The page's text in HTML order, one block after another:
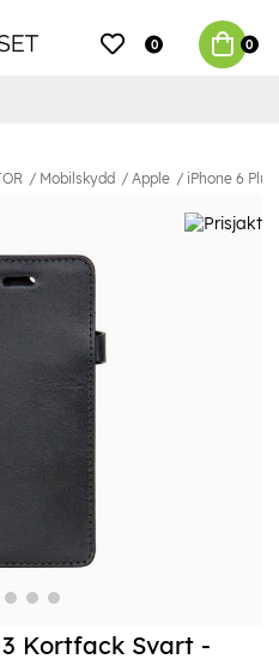
0 0
Mobilskydd Apple iPhone 6
Kortfack Svart -